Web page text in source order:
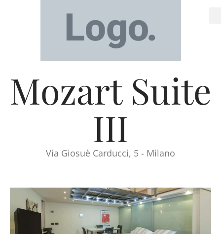
Mozart Suite
III
Via Giosuè Carducci, 5 - Milano